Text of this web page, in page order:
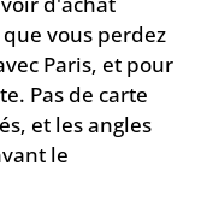
vous perdez
Paris, et pour
Pas de carte
et les angles
le